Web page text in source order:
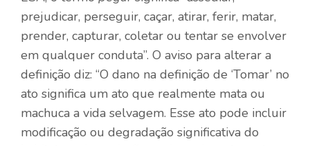
prejudicar, perseguir, caçar, atirar, ferir, matar,
prender, capturar, coletar ou tentar se envolver
em qualquer conduta”. O aviso para alterar a
definição diz: “O dano na definição de ‘Tomar’ no
ato significa um ato que realmente mata ou
machuca a vida selvagem. Esse ato pode incluir
modificação ou degradação significativa do